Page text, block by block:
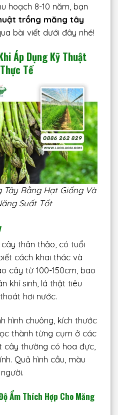
hoạch 8-10 năm, bạn
trồng măng tây
bài viết dưới đây nhé!
Áp Dụng Kỹ Thuật
Tế
Bằng Hạt Giống Và
Suất Tốt
thân thảo, có tuổi
cách khai thác và
cây từ 100-150cm, bao
khí sinh, lá thật tiêu
hơi nước.
hình chuông, kích thước
thành từng cụm ở các
cây thường có hoa đực,
Quả hình cầu, màu
Ẩm Thích Hợp Cho Măng